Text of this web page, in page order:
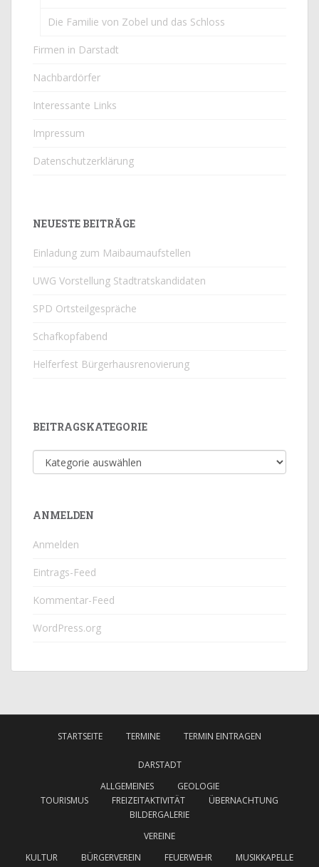
Die Familie von Zobel und das Schloss
Firmen in Darstadt
Nachbardörfer
Interessante Links
Impressum
Datenschutzerklärung
NEUESTE BEITRÄGE
Einladung zum Maibaumaufstellen
UWG Vorstellung Stadtratskandidaten
SPD Ortsteilgespräche
Schafkopfabend
Helferfest Bürgerhausrenovierung
BEITRAGSKATEGORIE
Beitragskategorie
ANMELDEN
Anmelden
Eintrags-Feed
Kommentar-Feed
WordPress.org
STARTSEITE TERMINE TERMIN EINTRAGEN
DARSTADT
ALLGEMEINES
GEOLOGIE
TOURISMUS
FREIZEITAKTIVITÄT
ÜBERNACHTUNG
BILDERGALERIE
VEREINE
KULTUR
BÜRGERVEREIN FEUERWEHR MUSIKKAPELLE